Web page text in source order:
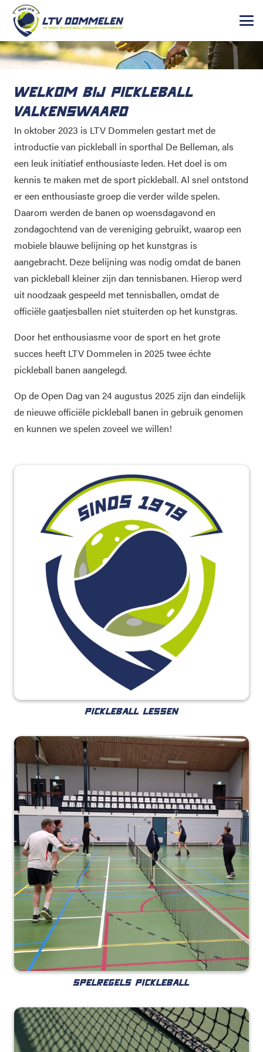
WELKOM BIJ PICKLEBALL
VALKENSWAARD
In oktober 2023 is LTV Dommelen gestart met de
introductie van pickleball in sporthal De Belleman, als
een leuk initiatief enthousiaste leden. Het doel is om
kennis te maken met de sport pickleball. Al snel ontstond
er een enthousiaste groep die verder wilde spelen.
Daarom werden de banen op woensdagavond en
zondagochtend van de vereniging gebruikt, waarop een
mobiele blauwe belijning op het kunstgras is
aangebracht. Deze belijning was nodig omdat de banen
van pickleball kleiner zijn dan tennisbanen. Hierop werd
uit noodzaak gespeeld met tennisballen, omdat de
officiële gaatjesballen niet stuiterden op het kunstgras.
Door het enthousiasme voor de sport en het grote
succes heeft LTV Dommelen in 2025 twee échte
pickleball banen aangelegd.
Op de Open Dag van 24 augustus 2025 zijn dan eindelijk
de nieuwe officiële pickleball banen in gebruik genomen
en kunnen we spelen zoveel we willen!
PICKLEBALL LESSEN
SPELREGELS PICKLEBALL